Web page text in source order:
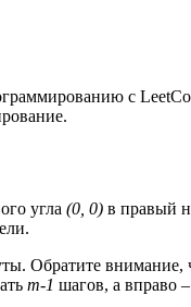
с
угла (0, 0) в правый
Обратите
m-1 шагов, а вправо –